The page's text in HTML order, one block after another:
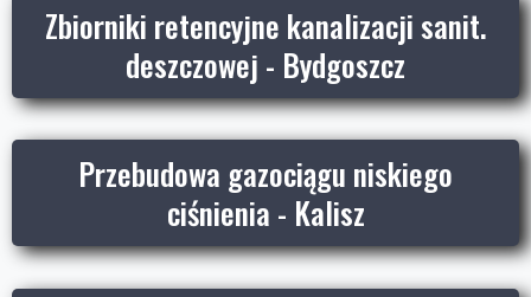
Zbiorniki retencyjne kanalizacji sanit.
deszczowej - Bydgoszcz
Przebudowa gazociągu niskiego
ciśnienia - Kalisz